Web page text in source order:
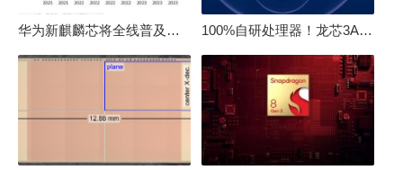
华为新麒麟芯将全线普及！高中低端全面采用 改写竞争格局 100%自研处理器！龙芯3A6000评测：与10代酷睿互有胜负